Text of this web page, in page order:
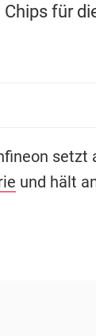
für
setzt
und hält